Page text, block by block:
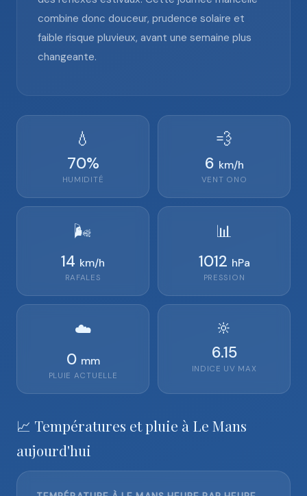
combine donc douceur, prudence solaire et
faible risque pluvieux, avant une semaine plus
changeante.
💧
70%
HUMIDITÉ
💨
6 km/h
VENT ONO
🌬️
14 km/h
RAFALES
📊
1012 hPa
PRESSION
☁️
0 mm
PLUIE ACTUELLE
🔆
6.15
INDICE UV MAX
📈 Températures et pluie à Le Mans
aujourd'hui